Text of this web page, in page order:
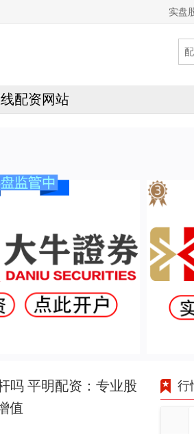
实盘
配资网站
吗 平明配资：专业股
值
行